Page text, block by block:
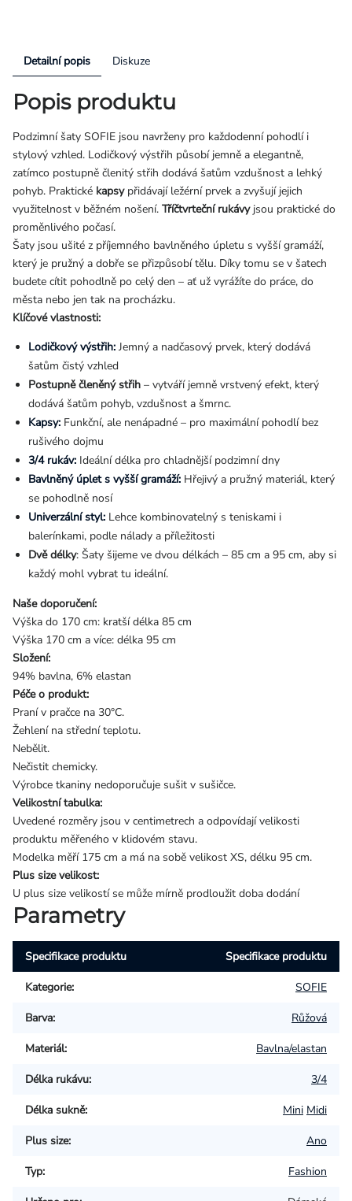
Detailní popis Diskuze
Popis produktu
Podzimní šaty SOFIE jsou navrženy pro každodenní pohodlí i
stylový vzhled. Lodičkový výstřih působí jemně a elegantně,
zatímco postupně členitý střih dodává šatům vzdušnost a lehký
pohyb. Praktické kapsypřidávají ležérní prvek a zvyšují jejich
využitelnost v běžném nošení. Tříčtvrteční rukávyjsou praktické do
proměnlivého počasí.
Šaty jsou ušité z příjemného bavlněného úpletu s vyšší gramáží,
který je pružný a dobře se přizpůsobí tělu. Díky tomu se v šatech
budete cítit pohodlně po celý den – ať už vyrážíte do práce, do
města nebo jen tak na procházku.
Klíčové vlastnosti:
Lodičkový výstřih: Jemný a nadčasový prvek, který dodává
šatům čistý vzhled
Postupně členěný střih – vytváří jemně vrstvený efekt, který
dodává šatům pohyb, vzdušnost a šmrnc.
Kapsy: Funkční, ale nenápadné – pro maximální pohodlí bez
rušivého dojmu
3/4 rukáv: Ideální délka pro chladnější podzimní dny
Bavlněný úplet s vyšší gramáží: Hřejivý a pružný materiál, který
se pohodlně nosí
Univerzální styl: Lehce kombinovatelný s teniskami i
balerínkami, podle nálady a příležitosti
Dvě délky: Šaty šijeme ve dvou délkách – 85 cm a 95 cm, aby si
každý mohl vybrat tu ideální.
Naše doporučení:
Výška do 170 cm: kratší délka 85 cm
Výška 170 cm a více: délka 95 cm
Složení:
94% bavlna, 6% elastan
Péče o produkt:
Praní v pračce na 30°C.
Žehlení na střední teplotu.
Nebělit.
Nečistit chemicky.
Výrobce tkaniny nedoporučuje sušit v sušičce.
Velikostní tabulka:
Uvedené rozměry jsou v centimetrech a odpovídají velikosti
produktu měřeného v klidovém stavu.
Modelka měří 175 cm a má na sobě velikost XS, délku 95 cm.
Plus size velikost:
U plus size velikostí se může mírně prodloužit doba dodání
Parametry
Specifikace produktu Specifikace produktu
Kategorie: SOFIE
Barva: Růžová
Materiál: Bavlna/elastan
Délka rukávu: 3/4
Délka sukně: Mini Midi
Plus size: Ano
Typ: Fashion